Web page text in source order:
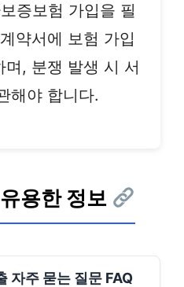
증보험 가입을 필
약서에 보험 가입
, 분쟁 발생 시 서
해야 합니다.
용한 정보
자주 묻는 질문 FAQ